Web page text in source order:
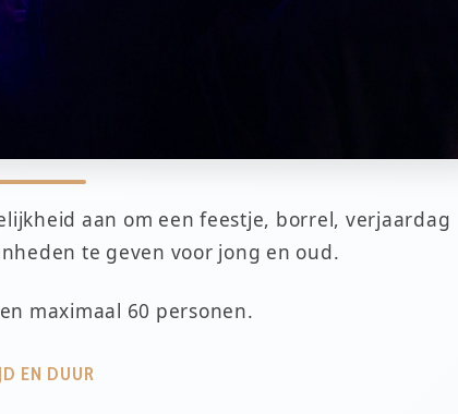
aan om een feestje, borrel, verjaardag
te geven voor jong en oud.
maximaal 60 personen.
EN DUUR